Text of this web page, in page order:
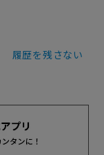
履歴を残さない